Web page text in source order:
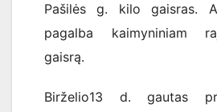
Pašilės g. kilo gaisras.
pagalba kaimyniniam
gaisrą.
Birželio13 d. gautas